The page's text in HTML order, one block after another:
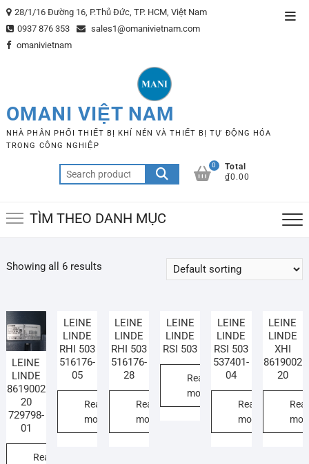
Skip
to
content
28/1/16 Đường 16, P.Thủ Đức, TP. HCM, Việt Nam
0937 876 353
sales1@omanivietnam.com
omanivietnam
OMANI VIỆT NAM
NHÀ PHÂN PHỐI THIẾT BỊ KHÍ NÉN VÀ THIẾT BỊ TỰ ĐỘNG HÓA
TRONG CÔNG NGHIỆP
Search
for:
0
Total
₫0.00
TÌM THEO DANH MỤC
Showing all 6 results
LEINE
LINDE
8619002
20
729798-
01
Read
LEINE
LINDE
RHI 503
516176-
05
Read
more
LEINE
LINDE
RHI 503
516176-
28
Read
more
LEINE
LINDE
RSI 503
Read
more
LEINE
LINDE
RSI 503
537401-
04
Read
more
LEINE
LINDE
XHI
8619002
20